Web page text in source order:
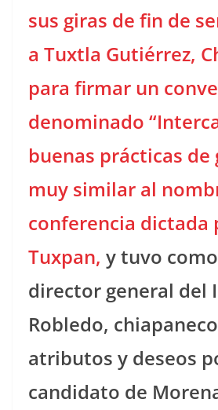
sus giras de fin de
a Tuxtla Gutiérrez,
para firmar un
denominado “
buenas prácticas de
muy similar al
conferencia dictada
Tuxpan, y tuvo
director general del
Robledo,
atributos y deseos
candidato de